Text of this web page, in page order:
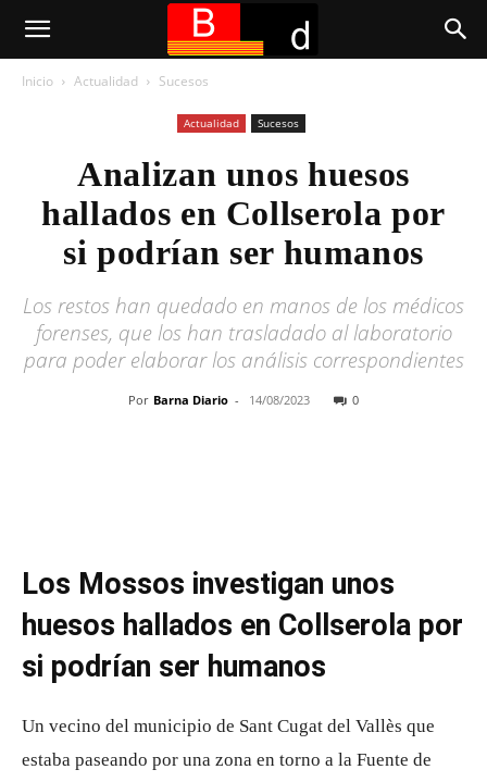
Inicio Actualidad Sucesos
Actualidad Sucesos
Analizan unos huesos
hallados en Collserola por
si podrían ser humanos
Los restos han quedado en manos de los médicos
forenses, que los han trasladado al laboratorio
para poder elaborar los análisis correspondientes
Por Barna Diario - 14/08/2023 0
Los Mossos investigan unos
huesos hallados en Collserola por
si podrían ser humanos
Un vecino del municipio de Sant Cugat del Vallès que
estaba paseando por una zona en torno a la Fuente de